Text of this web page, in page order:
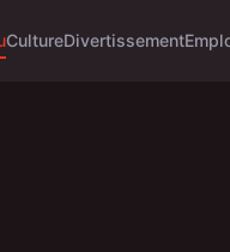
CultureDivertissement